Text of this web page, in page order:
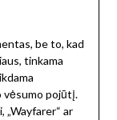
be to, kad
tinkama
vėsumo pojūtį.
„Wayfarer“ ar